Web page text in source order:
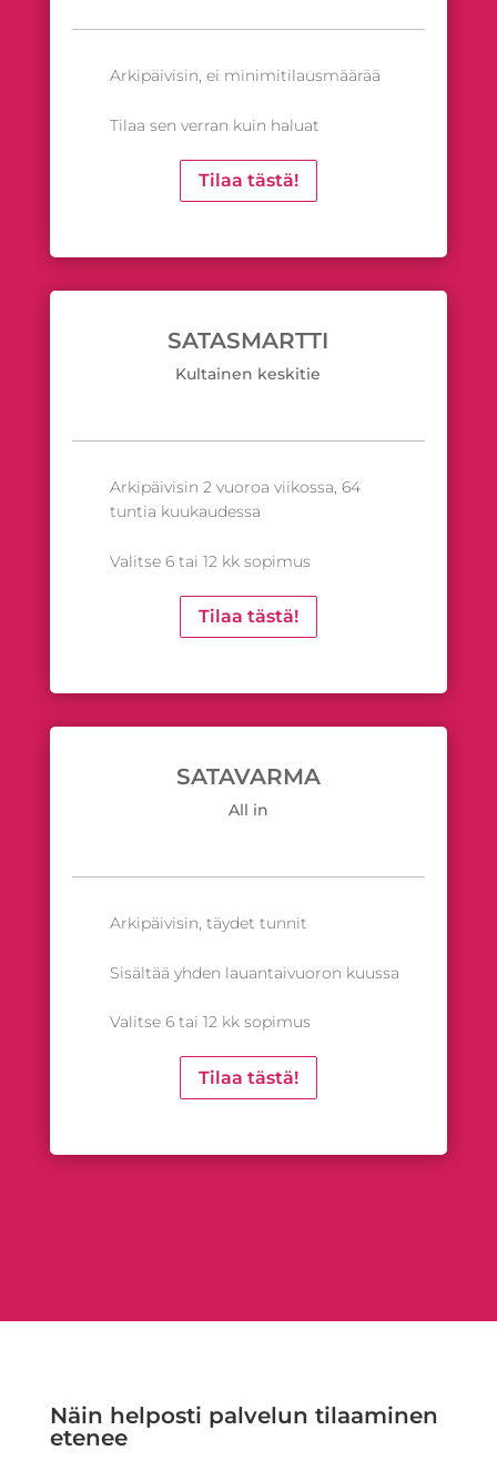
Arkipäivisin, ei minimitilausmäärää
Tilaa sen verran kuin haluat
Tilaa tästä!
SATASMARTTI
Kultainen keskitie
Arkipäivisin 2 vuoroa viikossa, 64
tuntia kuukaudessa
Valitse 6 tai 12 kk sopimus
Tilaa tästä!
SATAVARMA
All in
Arkipäivisin, täydet tunnit
Sisältää yhden lauantaivuoron kuussa
Valitse 6 tai 12 kk sopimus
Tilaa tästä!
Näin helposti palvelun tilaaminen
etenee